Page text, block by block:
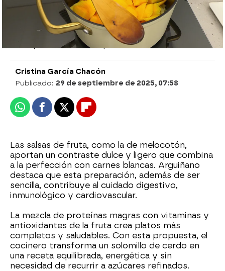
Karlos Arguiñano revela cómo dar un toque
especial a platos de pollo, pavo o cerdo con una
salsa de melocotón casera, rápida y nutritiva,
ideal para una dieta equilibrada.
Cristina García Chacón
Publicado: 29 de septiembre de 2025, 07:58
WhatsappFacebook
X Flipboard
Las salsas de fruta, como la de melocotón,
aportan un contraste dulce y ligero que combina
a la perfección con carnes blancas. Arguiñano
destaca que esta preparación, además de ser
sencilla, contribuye al cuidado digestivo,
inmunológico y cardiovascular.
La mezcla de proteínas magras con vitaminas y
antioxidantes de la fruta crea platos más
completos y saludables. Con esta propuesta, el
cocinero transforma un solomillo de cerdo en
una receta equilibrada, energética y sin
necesidad de recurrir a azúcares refinados.